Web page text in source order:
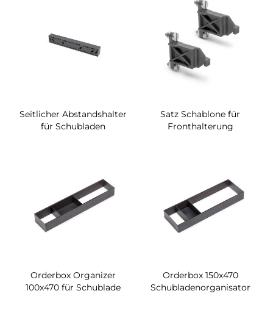
Seitlicher Abstandshalter
für Schubladen
Satz Schablone für
Fronthalterung
Orderbox Organizer
100x470 für Schublade
Orderbox 150x470
Schubladenorganisator